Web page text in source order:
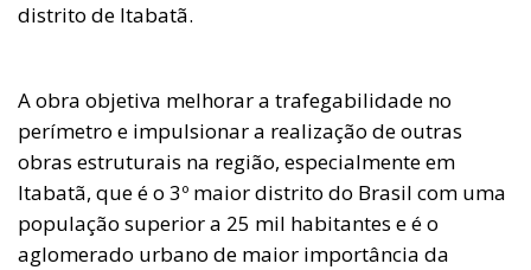
distrito de Itabatã.
A obra objetiva melhorar a trafegabilidade no
perímetro e impulsionar a realização de outras
obras estruturais na região, especialmente em
Itabatã, que é o 3º maior distrito do Brasil com uma
população superior a 25 mil habitantes e é o
aglomerado urbano de maior importância da